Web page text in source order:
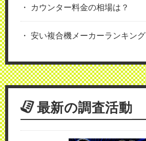
カウンター料金の相場は？
安い複合機メーカーランキング
最新の調査活動